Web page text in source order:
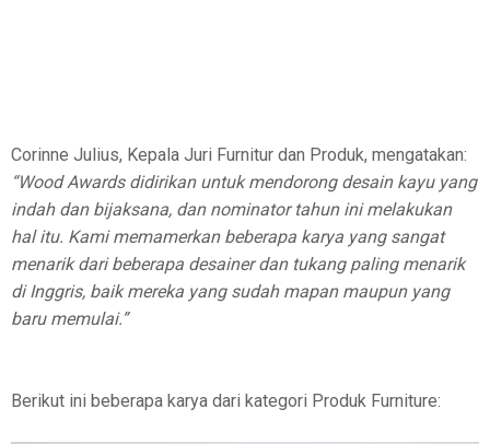
Corinne Julius, Kepala Juri Furnitur dan Produk, mengatakan:
“Wood Awards didirikan untuk mendorong desain kayu yang
indah dan bijaksana, dan nominator tahun ini melakukan
hal itu. Kami memamerkan beberapa karya yang sangat
menarik dari beberapa desainer dan tukang paling menarik
di Inggris, baik mereka yang sudah mapan maupun yang
baru memulai.”
Berikut ini beberapa karya dari kategori Produk Furniture: